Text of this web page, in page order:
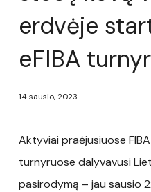
erdvėje
eFIBA
14 sausio, 2023
Aktyviai praėjusiuose
turnyruose dalyvavusi
pasirodymą – jau sausio